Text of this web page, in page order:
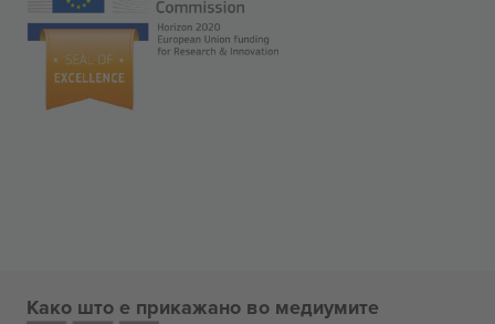
Како што е прикажано во медиумите